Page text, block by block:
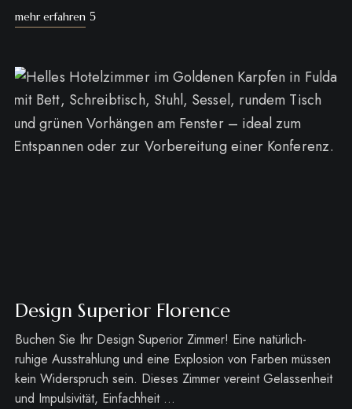
mehr erfahren
Design Superior Florence
Buchen Sie Ihr Design Superior Zimmer! Eine natürlich-
ruhige Ausstrahlung und eine Explosion von Farben müssen
kein Widerspruch sein. Dieses Zimmer vereint Gelassenheit
und Impulsivität, Einfachheit …